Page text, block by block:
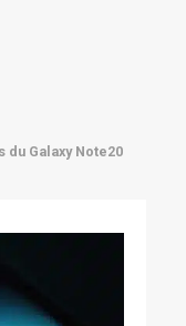
du Galaxy Note20